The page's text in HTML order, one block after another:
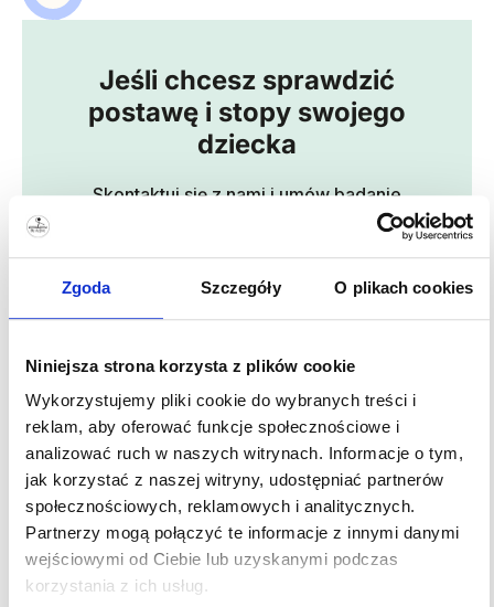
Zgoda Szczegóły O plikach cookies
Niniejsza strona korzysta z plików cookie
Wykorzystujemy pliki cookie do wybranych treści i
reklam, aby oferować funkcje społecznościowe i
analizować ruch w naszych witrynach. Informacje o tym,
jak korzystać z naszej witryny, udostępniać partnerów
społecznościowych, reklamowych i analitycznych.
Partnerzy mogą połączyć te informacje z innymi danymi
wejściowymi od Ciebie lub uzyskanymi podczas
korzystania z ich usług.
konsultacja.
Jeśli chcesz sprawdzić
postawę i stopy swojego
dziecka
Skontaktuj się z nami i umów badanie
(Ruczaj)
tel. 506 337 059
Umów wizytę
ul. Wielicka 76, Kraków
(Podgórze)
tel. 536 814 111